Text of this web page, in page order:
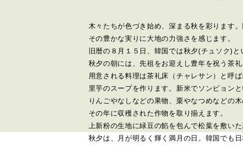
木々たちが色づき始め、深まる秋を彩ります
その豊かな実りに大地の力強さを感じます。
旧暦の８月１５日、韓国では秋夕(チュソク)と
秋夕の朝には、先祖をお迎えし豊年を祝う茶礼
用意される料理は茶礼床（チャレサン）と呼ば
里芋のスープを作ります。新米でソンピョンと
りんごやなしなどの果物、栗やなつめなどの木
その年に収穫された作物を取り揃えます。
上新粉の生地に緑豆の餡を包んで松葉を敷い
秋夕は、月が明るく輝く満月の日。韓国でも